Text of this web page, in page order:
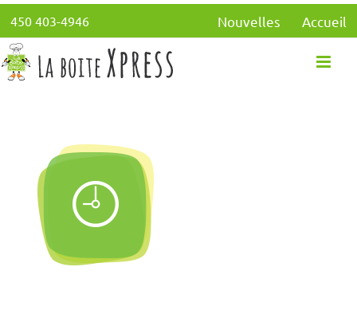
contenu
450 403-4946 Accueil
Nouvelles